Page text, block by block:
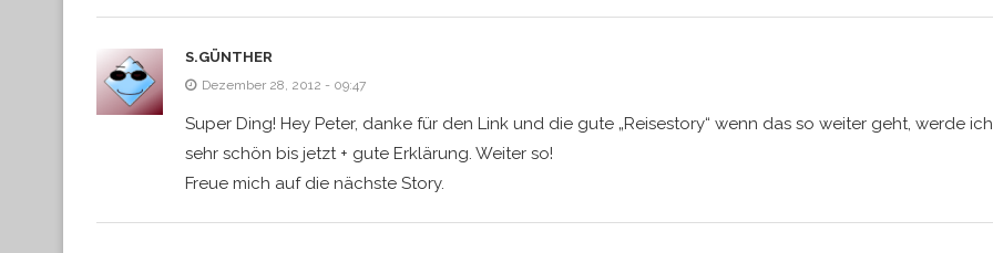
S.GÜNTHER
Dezember 28, 2012 - 09:47
Super Ding! Hey Peter, danke für den Link und die gute „Reisestory“ wenn das so weiter geht, werde
sehr schön bis jetzt + gute Erklärung. Weiter so!
Freue mich auf die nächste Story.